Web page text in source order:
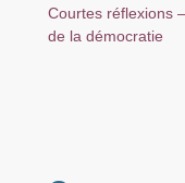
Courtes réflexions
de la démocratie